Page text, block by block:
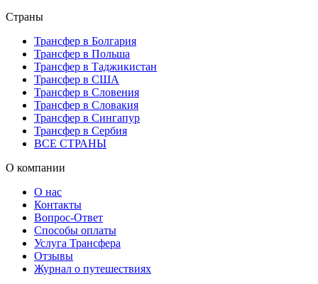
Страны
Трансфер в Болгария
Трансфер в Польша
Трансфер в Таджикистан
Трансфер в США
Трансфер в Словения
Трансфер в Словакия
Трансфер в Сингапур
Трансфер в Сербия
ВСЕ СТРАНЫ
О компании
О нас
Контакты
Вопрос-Ответ
Способы оплаты
Услуга Трансфера
Отзывы
Журнал о путешествиях